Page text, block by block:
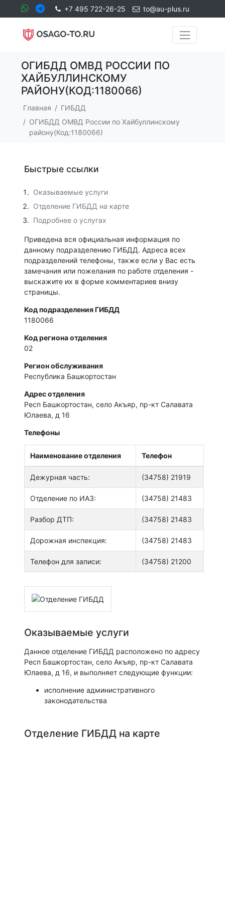
+7 495 722-26-25 to@au-plus.ru
ОГИБДД ОМВД РОССИИ ПО
ХАЙБУЛЛИНСКОМУ
РАЙОНУ(КОД:1180066)
Главная
ГИБДД
ОГИБДД ОМВД России по Хайбуллинскому
району(Код:1180066)
Быстрые ссылки
Оказываемые услуги
Отделение ГИБДД на карте
Подробнее о услугах
Приведена вся официальная информация по
данному подразделению ГИБДД. Адреса всех
подразделений телефоны, также если у Вас есть
замечания или пожелания по работе отделения -
выскажите их в форме комментариев внизу
страницы.
Код подразделения ГИБДД
1180066
Код региона отделения
02
Регион обслуживания
Республика Башкортостан
Адрес отделения
Респ Башкортостан, село Акъяр, пр-кт Салавата
Юлаева, д 16
Телефоны
Наименование отделения Телефон
Дежурная часть: (34758) 21919
Отделение по ИАЗ: (34758) 21483
Разбор ДТП: (34758) 21483
Дорожная инспекция: (34758) 21483
Телефон для записи: (34758) 21200
Оказываемые услуги
Данное отделение ГИБДД расположено по адресу
Респ Башкортостан, село Акъяр, пр-кт Салавата
Юлаева, д 16, и выполняет следующие функции:
исполнение административного
законодательства
Отделение ГИБДД на карте